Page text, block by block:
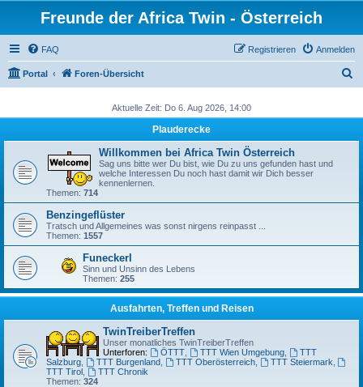
Freunde der Africa Twin - Österreich
FAQ Anmelden
Registrieren
Portal Foren-Übersicht
Aktuelle Zeit: Do 6. Aug 2026, 14:00
Plauderecke
Willkommen bei Africa Twin Österreich
Sag uns bitte wer Du bist, wie Du zu uns gefunden hast und
welche Interessen Du noch hast damit wir Dich besser
kennenlernen.
Themen: 714
Benzingeflüster
Tratsch und Allgemeines was sonst nirgens reinpasst ...
Themen: 1557
Funeckerl
Sinn und Unsinn des Lebens
Themen: 255
Ausfahrten, Treffen und Reisen
TwinTreiberTreffen
Unser monatliches TwinTreiberTreffen
Unterforen:
ÖTTT, TTT Wien Umgebung,
TTT
Salzburg
TTT Burgenland, TTT Oberösterreich, TTT Steiermark
TTT Tirol
TTT Chronik
Themen: 324